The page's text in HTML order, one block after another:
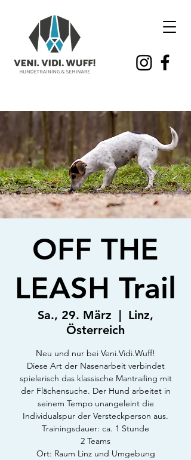
OFF THE
LEASH Trail
Sa., 29. März
  |
Linz,
Österreich
Neu und nur bei Veni.Vidi.Wuff!
Diese Art der Nasenarbeit verbindet
spielerisch das klassische Mantrailing mit
der Flächensuche. Der Hund arbeitet in
seinem Tempo unangeleint die
Individualspur der Versteckperson aus.
Trainingsdauer: ca. 1 Stunde
2 Teams
Ort: Raum Linz und Umgebung